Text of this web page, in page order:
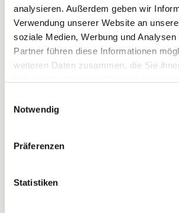
analysieren. Außerdem geben wir
Verwendung unserer Website an
soziale Medien, Werbung und
Partner führen diese Informationen
weiteren Daten zusammen, die Sie
Notwendig
Präferenzen
Statistiken